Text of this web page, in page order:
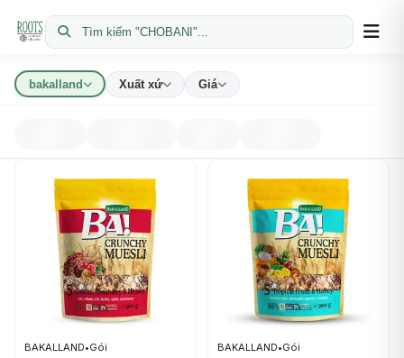
Tìm kiếm "CHOBANI"...
bakalland Xuất xứ Giá
BAKALLAND•Gói BAKALLAND•Gói